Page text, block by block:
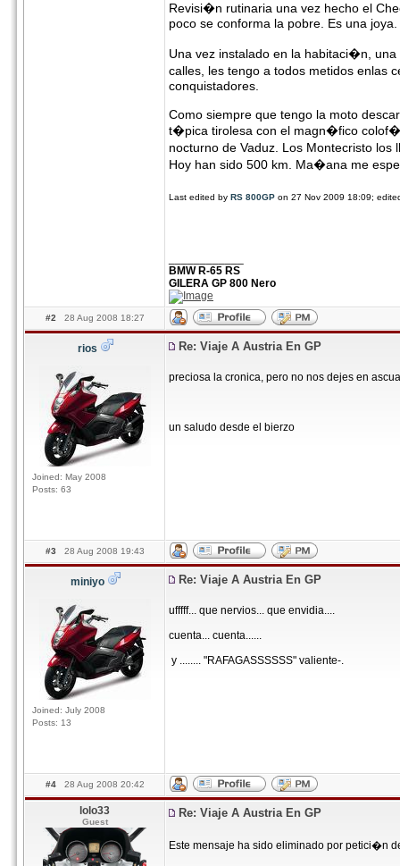
Revisi�n rutinaria una vez hecho el
poco se conforma la pobre. Es una joya.
Una vez instalado en la habitaci�n,
calles, les tengo a todos metidos
conquistadores.
Como siempre que tengo la moto
t�pica tirolesa con el magn�fico
nocturno de Vaduz. Los Montecristo
Hoy han sido 500 km. Ma�ana me
Last edited by RS 800GP on 27 Nov 2009 18:09;
BMW R-65 RS
GILERA GP 800 Nero
#2 28 Aug 2008 18:27
rios
Joined: May 2008
Posts: 63
Re: Viaje A Austria En GP
preciosa la cronica, pero no nos dejes en
un saludo desde el bierzo
#3 28 Aug 2008 19:43
miniyo
Joined: July 2008
Posts: 13
Re: Viaje A Austria En GP
ufffff... que nervios... que envidia....
cuenta... cuenta......
y ........ "RAFAGASSSSSS" valiente-.
#4 28 Aug 2008 20:42
lolo33
Guest
Re: Viaje A Austria En GP
Este mensaje ha sido eliminado por petici�n